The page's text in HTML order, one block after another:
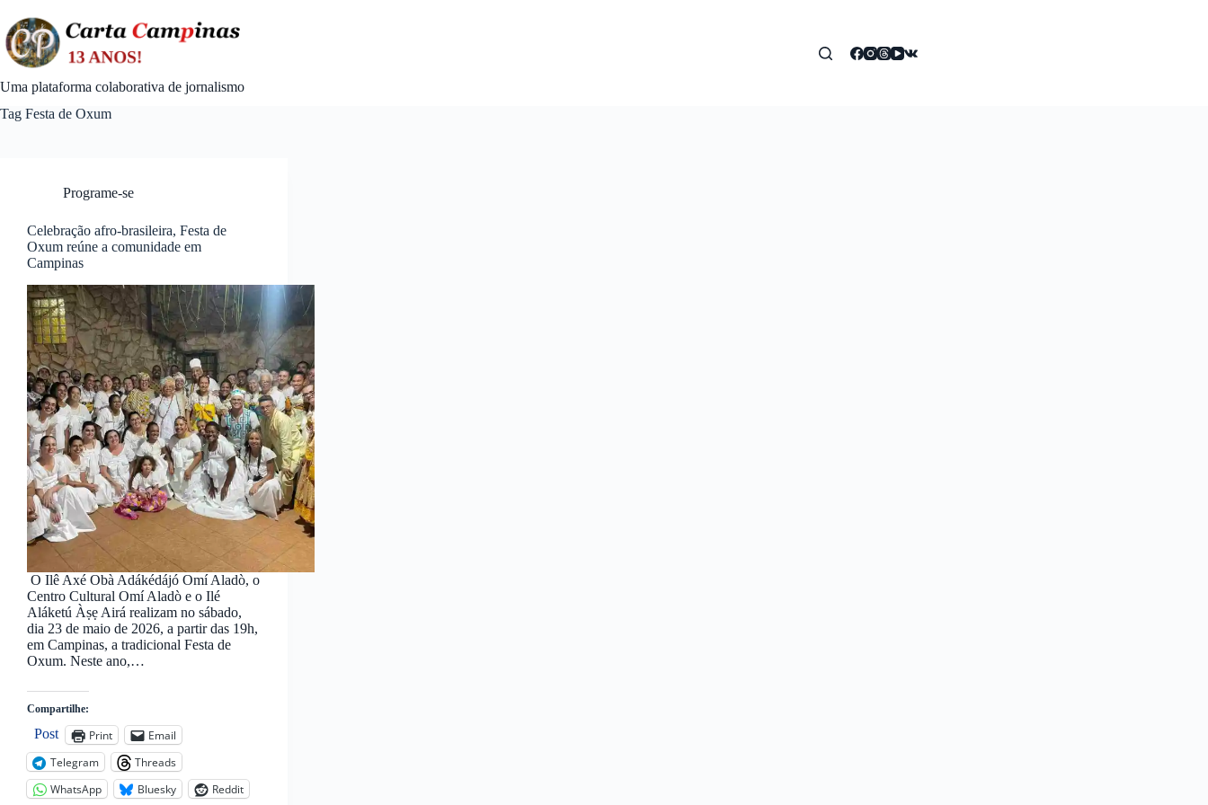
content
Uma plataforma colaborativa de jornalismo
Tag Festa de Oxum
Programe-se
Celebração afro-brasileira, Festa de
Oxum reúne a comunidade em
Campinas
O Ilê Axé Obà Adákédájó Omí Aladò, o
Centro Cultural Omí Aladò e o Ilé
Aláketú Àṣẹ Airá realizam no sábado,
dia 23 de maio de 2026, a partir das 19h,
em Campinas, a tradicional Festa de
Oxum. Neste ano,…
Compartilhe:
Post Print
Email
Telegram
Threads
WhatsApp
Bluesky Reddit